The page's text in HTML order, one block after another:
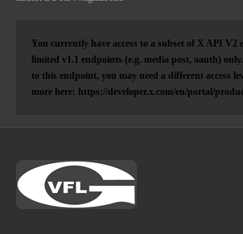
You currently have access to a subset of X API V2
limited v1.1 endpoints (e.g. media post, oauth)
to this endpoint, you may need a different access
more here: https://developer.x.com/en/portal/